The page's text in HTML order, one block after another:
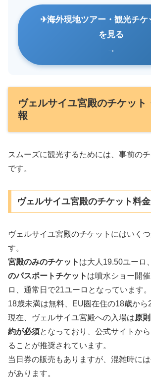
海外現地ツアー・観光チケ
を見る
ヴェルサイユ宮殿のチケット
報
スムーズに観光するためには、事前の
です。
ヴェルサイユ宮殿のチケット料
ヴェルサイユ宮殿のチケットにはいく
す。
宮殿のみのチケット は大人19.50ユーロ、
のパスポートチケット は噴水ショー開
ロ、通常日で21ユーロとなっています。
18歳未満は無料、EU圏在住の18歳から
現在、ヴェルサイユ宮殿への入場は原
約が必須となっており、公式サイトか
ることが推奨されています。
当日券の販売もありますが、混雑時に
があります。